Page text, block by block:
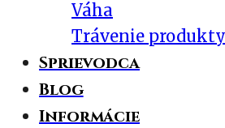
Váha
Trávenie produkty
Sprievodca
Blog
Informácie